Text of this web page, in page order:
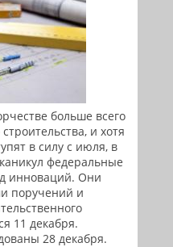
больше всего
и хотя
в силу с июля, в
федеральные
инноваций. Они
поручений и
11 декабря.
28 декабря.